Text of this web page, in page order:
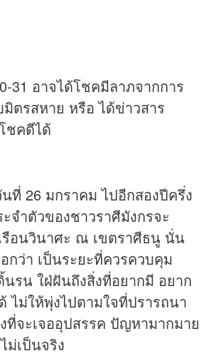
31 อาจได้โชคมีลาภจากการ
ตรสหาย หรือ ได้ข่าวสาร
ชคดีได้
ที่ 26 มกราคม ไปอีกสองปีครึ่ง
จำตัวของชาวราศีมังกรจะ
รือนวินาศะ ณ เขตราศีธนู นั่น
ว่า เป็นระยะที่ควรควบคุม
นรน ใฝ่ฝันถึงสิ่งที่อยากมี อยาก
ไม่ให้พุ่งไปตามใจที่ปรารถนา
ที่จะเจออุปสรรค ปัญหามากมาย
เป็นจริง